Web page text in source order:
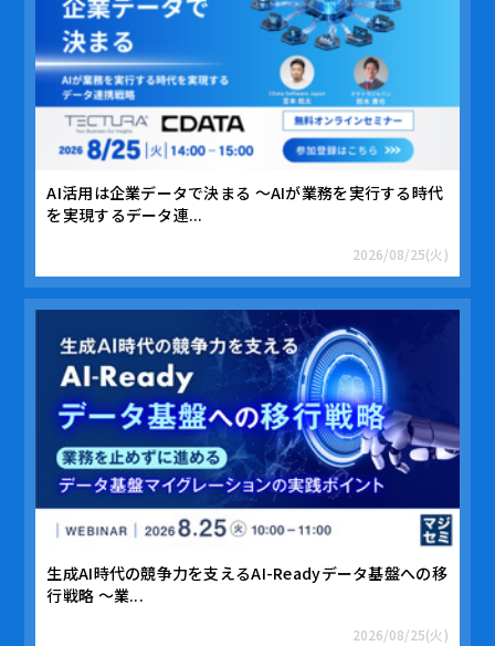
AI活用は企業データで決まる ～AIが業務を実行する時代
を実現するデータ連...
2026/08/25(火)
生成AI時代の競争力を支えるAI-Readyデータ基盤への移
行戦略 〜業...
2026/08/25(火)